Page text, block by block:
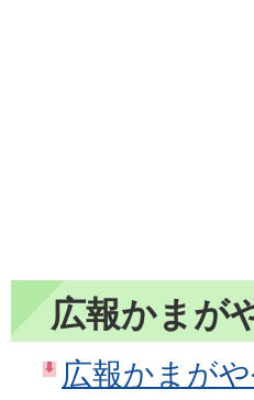
広報かまが
広報かまが